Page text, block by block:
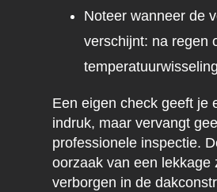
Noteer wanneer de
verschijnt: na regen
Een eigen check geeft je
indruk, maar vervangt
professionele inspectie.
oorzaak van een lekkage
verborgen in de